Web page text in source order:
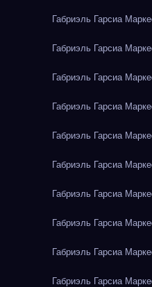
Габриэль Гарсиа
Габриэль Гарсиа
Габриэль Гарсиа
Габриэль Гарсиа
Габриэль Гарсиа
Габриэль Гарсиа
Габриэль Гарсиа
Габриэль Гарсиа
Габриэль Гарсиа
Габриэль Гарсиа